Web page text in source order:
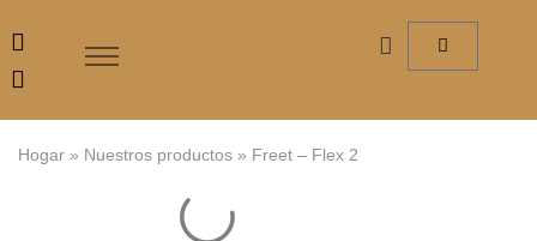
Hogar » Nuestros productos » Freet – Flex 2